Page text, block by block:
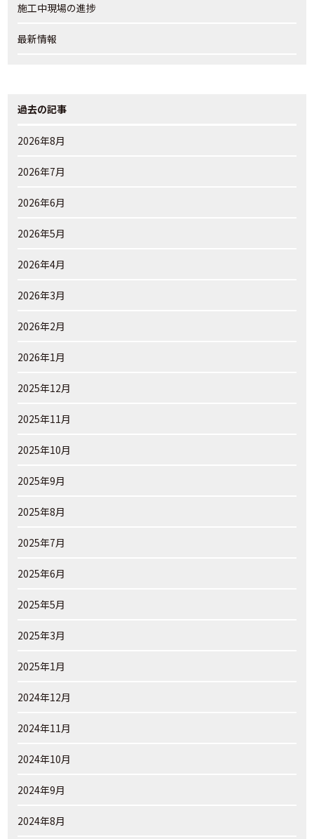
施工中現場の進捗
最新情報
過去の記事
2026年8月
2026年7月
2026年6月
2026年5月
2026年4月
2026年3月
2026年2月
2026年1月
2025年12月
2025年11月
2025年10月
2025年9月
2025年8月
2025年7月
2025年6月
2025年5月
2025年3月
2025年1月
2024年12月
2024年11月
2024年10月
2024年9月
2024年8月